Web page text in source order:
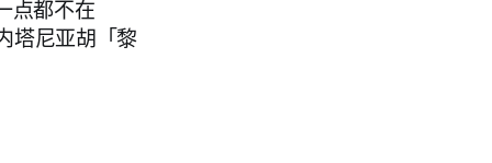
点都不在
塔尼亚胡「黎